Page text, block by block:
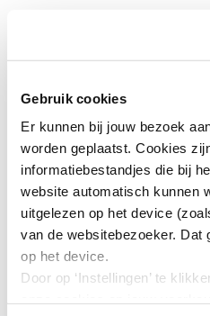
Gebruik cookies
Er kunnen bij jouw bezoek
worden geplaatst. Cookies
informatiebestandjes die bij
website automatisch kunnen
uitgelezen op het device
van de websitebezoeker. Dat
op het device.
Door op ‘Instellingen’ te
Meer dan 25 jaar ervaring
internationale omgeving en
functies.
Terug naar overzicht